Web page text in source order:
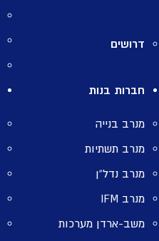
דרושים
חברות בנות
מנרב בנייה
מנרב תשתיות
מנרב נדל”ן
מנרב IFM
משב-ארדן מערכות